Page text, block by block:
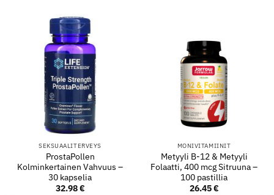
SEKSUAALITERVEYS
ProstaPollen
Kolminkertainen Vahvuus –
30 kapselia
32.98€
MONIVITAMIINIT
Metyyli B-12 & Metyyli
Folaatti, 400 mcg Sitruuna –
100 pastillia
26.45€